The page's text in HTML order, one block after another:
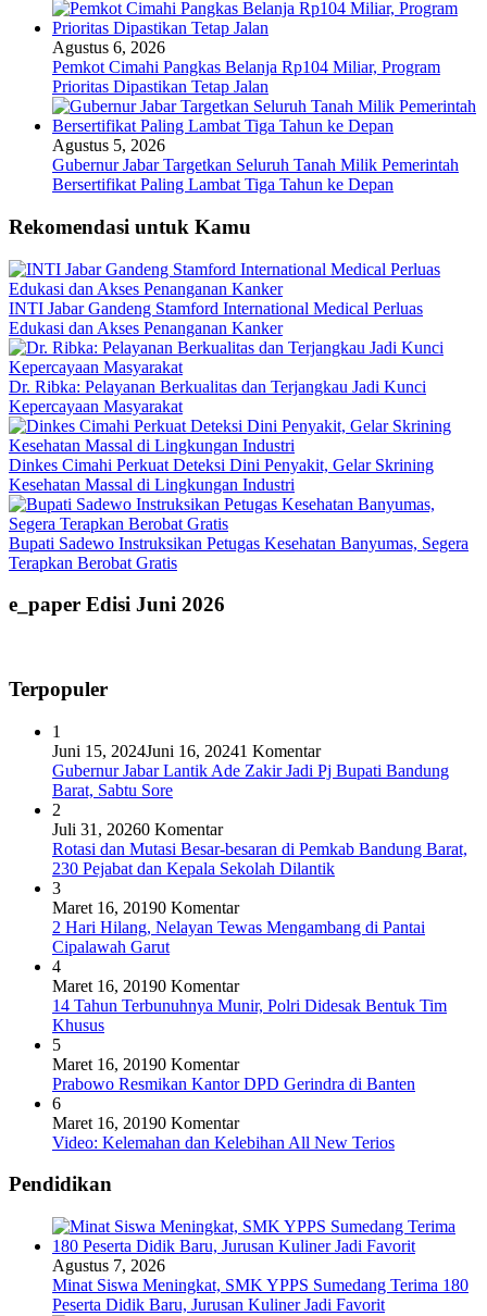
Agustus 6, 2026
Pemkot Cimahi Pangkas Belanja Rp104 Miliar, Program
Prioritas Dipastikan Tetap Jalan
Agustus 5, 2026
Gubernur Jabar Targetkan Seluruh Tanah Milik Pemerintah
Bersertifikat Paling Lambat Tiga Tahun ke Depan
Rekomendasi untuk Kamu
INTI Jabar Gandeng Stamford International Medical Perluas
Edukasi dan Akses Penanganan Kanker
Dr. Ribka: Pelayanan Berkualitas dan Terjangkau Jadi Kunci
Kepercayaan Masyarakat
Dinkes Cimahi Perkuat Deteksi Dini Penyakit, Gelar Skrining
Kesehatan Massal di Lingkungan Industri
Bupati Sadewo Instruksikan Petugas Kesehatan Banyumas, Segera
Terapkan Berobat Gratis
e_paper Edisi Juni 2026
Terpopuler
1
Juni 15, 2024Juni 16, 20241 Komentar
Gubernur Jabar Lantik Ade Zakir Jadi Pj Bupati Bandung
Barat, Sabtu Sore
2
Juli 31, 20260 Komentar
Rotasi dan Mutasi Besar-besaran di Pemkab Bandung Barat,
230 Pejabat dan Kepala Sekolah Dilantik
3
Maret 16, 20190 Komentar
2 Hari Hilang, Nelayan Tewas Mengambang di Pantai
Cipalawah Garut
4
Maret 16, 20190 Komentar
14 Tahun Terbunuhnya Munir, Polri Didesak Bentuk Tim
Khusus
5
Maret 16, 20190 Komentar
Prabowo Resmikan Kantor DPD Gerindra di Banten
6
Maret 16, 20190 Komentar
Video: Kelemahan dan Kelebihan All New Terios
Pendidikan
Agustus 7, 2026
Minat Siswa Meningkat, SMK YPPS Sumedang Terima 180
Peserta Didik Baru, Jurusan Kuliner Jadi Favorit